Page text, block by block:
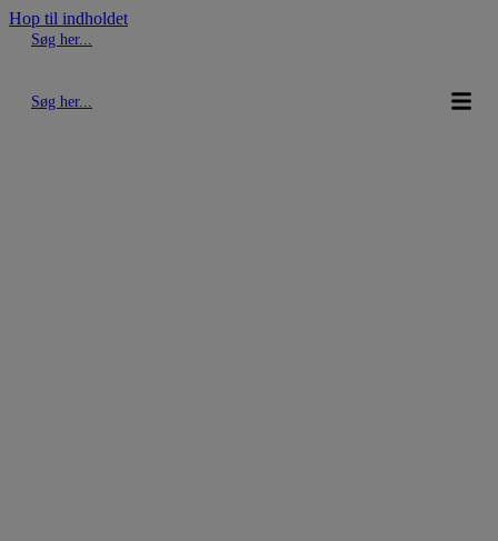
Hop til indholdet
Søg her...
Søg her...